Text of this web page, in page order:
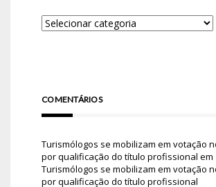
COMENTÁRIOS
Turismólogos se mobilizam em votação
por qualificação do título profissional em
Turismólogos se mobilizam em votação
por qualificação do título profissional